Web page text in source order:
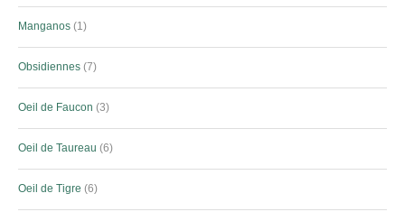
Manganos 1
Obsidiennes 7
Oeil de Faucon 3
Oeil de Taureau 6
Oeil de Tigre 6